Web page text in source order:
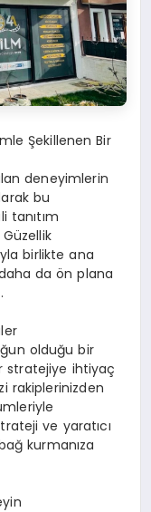
Şekillenen Bir
deneyimlerin
bu
tanıtım
birlikte ana
da ön plana
olduğu bir
stratejiye ihtiyaç
rakiplerinizden
ve yaratıcı
kurmanıza